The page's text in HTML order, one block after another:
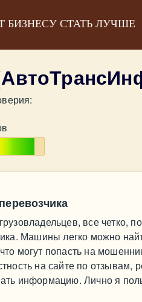
БИЗНЕСУ СТАТЬ ЛУЧШЕ
все четко,
Машины легко можно
могут попасть на
на сайте по отзывам,
информацию. Лично я